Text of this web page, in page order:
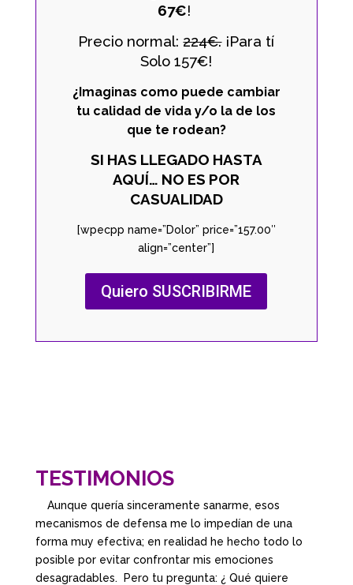
67€!
Precio normal:224€.¡Para tí
Solo 157€!
¿Imaginas como puede cambiar
tu calidad de vida y/o la de los
que te rodean?
SI HAS LLEGADO HASTA
AQUÍ… NO ES POR
CASUALIDAD
[wpecpp name=”Dolor” price=”157.00″
align=”center”]
Quiero SUSCRIBIRME
TESTIMONIOS
Aunque quería sinceramente sanarme, esos
mecanismos de defensa me lo impedían de una
forma muy efectiva; en realidad he hecho todo lo
posible por evitar confrontar mis emociones
desagradables. Pero tu pregunta: ¿ Qué quiere